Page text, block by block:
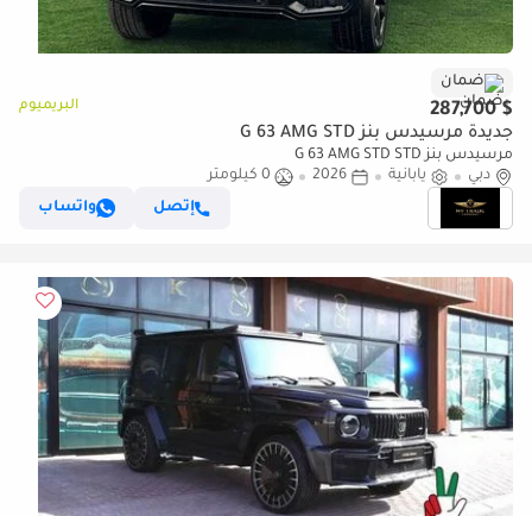
ضمان
$ 287,700 البريميوم
جديدة مرسيدس بنز G 63 AMG STD
مرسيدس بنز G 63 AMG STD STD
دبي
يابانية 2026
0 كيلومتر
إتصل
واتساب